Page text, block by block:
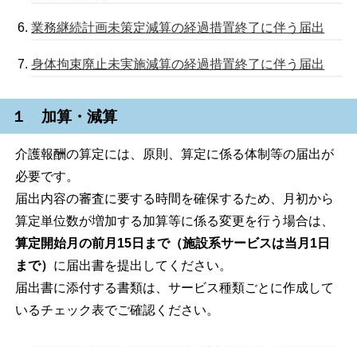
業務継続計画未策定減算の経過措置終了に伴う届出
身体拘束廃止未実施減算の経過措置終了に伴う届出
１ 加算・減算
介護報酬の算定には、原則、算定に係る体制等の届出が
必要です。
届出内容の審査に要する時間を確保するため、月初から
算定単位数が増加する加算等に係る変更を行う場合は、
算定開始月の前月15日まで（施設系サービスは当月1日
まで） に届出書を提出してください。
届出書に添付する書類は、サービス種類ごとに作成して
いるチェック表でご確認ください。